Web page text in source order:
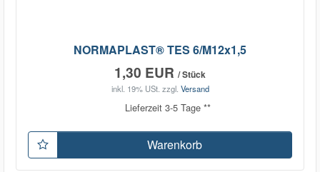
NORMAPLAST® TES 6/M12x1,5
1,30 EUR / Stück
inkl. 19% USt. zzgl. Versand
Lieferzeit 3-5 Tage **
Warenkorb